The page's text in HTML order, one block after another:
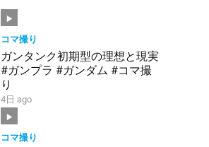
コマ撮り
ガンタンク初期型の理想と現実
#ガンプラ #ガンダム #コマ撮
り
4日 ago
コマ撮り